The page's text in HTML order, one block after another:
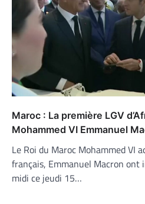
Maroc : La première LGV
Mohammed VI Emmanuel
Le Roi du Maroc Mohammed VI
français, Emmanuel Macron ont
midi ce jeudi 15…